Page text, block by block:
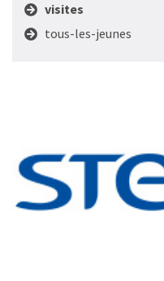
visites
tous-les-jeunes